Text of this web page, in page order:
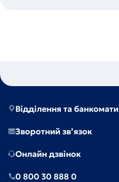
Відділення та банкомати
Зворотний зв’язок
Онлайн дзвінок
0 800 30 888 0